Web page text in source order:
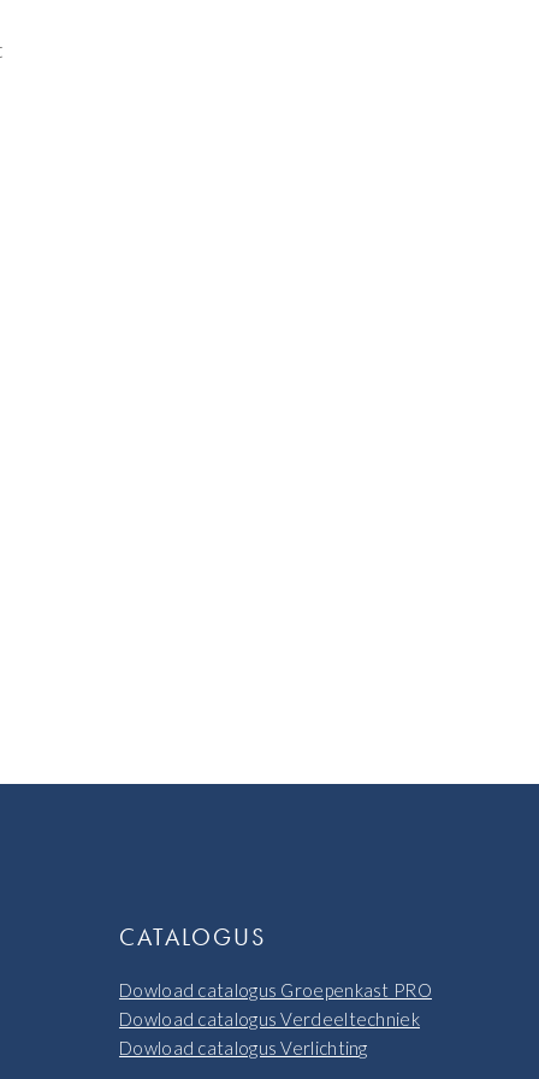
CATALOGUS
Dowload catalogus Groepenkast PRO
Dowload catalogus Verdeeltechniek
Dowload catalogus Verlichting